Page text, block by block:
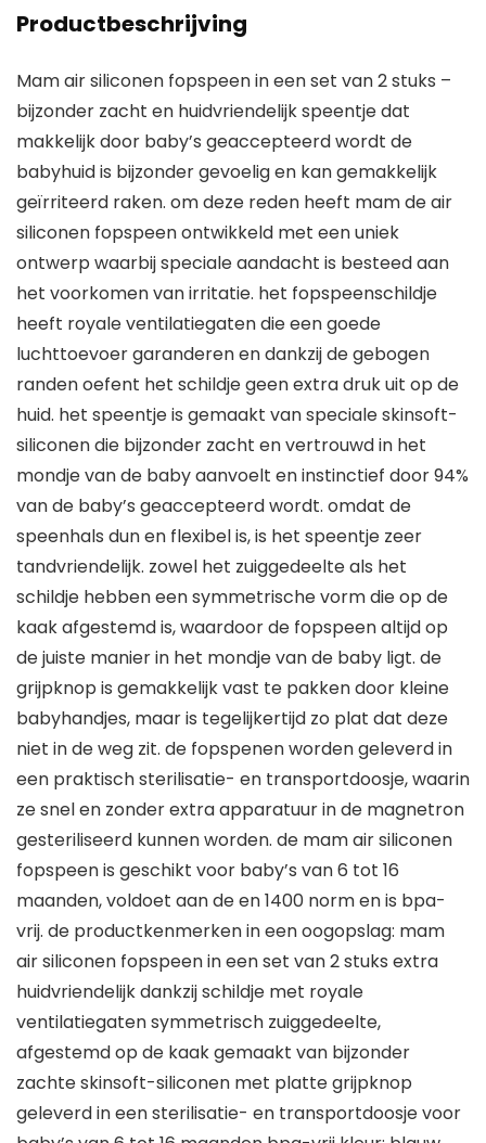
Productbeschrijving
Mam air siliconen fopspeen in een set van 2 stuks –
bijzonder zacht en huidvriendelijk speentje dat
makkelijk door baby’s geaccepteerd wordt de
babyhuid is bijzonder gevoelig en kan gemakkelijk
geïrriteerd raken. om deze reden heeft mam de air
siliconen fopspeen ontwikkeld met een uniek
ontwerp waarbij speciale aandacht is besteed aan
het voorkomen van irritatie. het fopspeenschildje
heeft royale ventilatiegaten die een goede
luchttoevoer garanderen en dankzij de gebogen
randen oefent het schildje geen extra druk uit op de
huid. het speentje is gemaakt van speciale skinsoft-
siliconen die bijzonder zacht en vertrouwd in het
mondje van de baby aanvoelt en instinctief door 94%
van de baby’s geaccepteerd wordt. omdat de
speenhals dun en flexibel is, is het speentje zeer
tandvriendelijk. zowel het zuiggedeelte als het
schildje hebben een symmetrische vorm die op de
kaak afgestemd is, waardoor de fopspeen altijd op
de juiste manier in het mondje van de baby ligt. de
grijpknop is gemakkelijk vast te pakken door kleine
babyhandjes, maar is tegelijkertijd zo plat dat deze
niet in de weg zit. de fopspenen worden geleverd in
een praktisch sterilisatie- en transportdoosje, waarin
ze snel en zonder extra apparatuur in de magnetron
gesteriliseerd kunnen worden. de mam air siliconen
fopspeen is geschikt voor baby’s van 6 tot 16
maanden, voldoet aan de en 1400 norm en is bpa-
vrij. de productkenmerken in een oogopslag: mam
air siliconen fopspeen in een set van 2 stuks extra
huidvriendelijk dankzij schildje met royale
ventilatiegaten symmetrisch zuiggedeelte,
afgestemd op de kaak gemaakt van bijzonder
zachte skinsoft-siliconen met platte grijpknop
geleverd in een sterilisatie- en transportdoosje voor